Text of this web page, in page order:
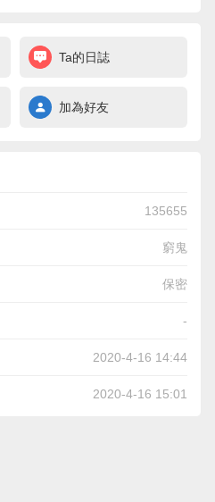
Ta的日誌
加為好友
135655
窮鬼
保密
-
2020-4-16 14:44
2020-4-16 15:01